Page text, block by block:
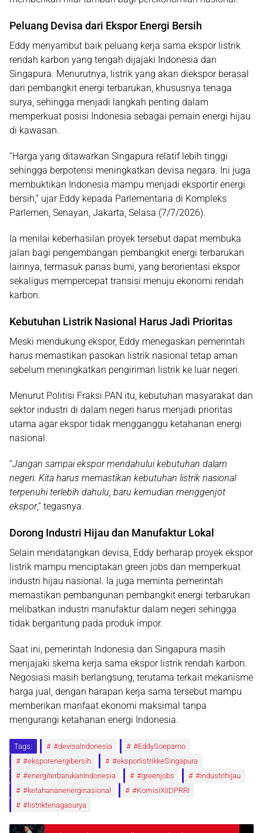
Peluang Devisa dari Ekspor Energi Bersih
Eddy menyambut baik peluang kerja sama ekspor listrik
rendah karbon yang tengah dijajaki Indonesia dan
Singapura. Menurutnya, listrik yang akan diekspor berasal
dari pembangkit energi terbarukan, khususnya tenaga
surya, sehingga menjadi langkah penting dalam
memperkuat posisi Indonesia sebagai pemain energi hijau
di kawasan.
“Harga yang ditawarkan Singapura relatif lebih tinggi
sehingga berpotensi meningkatkan devisa negara. Ini juga
membuktikan Indonesia mampu menjadi eksportir energi
bersih,” ujar Eddy kepada Parlementaria di Kompleks
Parlemen, Senayan, Jakarta, Selasa (7/7/2026).
Ia menilai keberhasilan proyek tersebut dapat membuka
jalan bagi pengembangan pembangkit energi terbarukan
lainnya, termasuk panas bumi, yang berorientasi ekspor
sekaligus mempercepat transisi menuju ekonomi rendah
karbon.
Kebutuhan Listrik Nasional Harus Jadi Prioritas
Meski mendukung ekspor, Eddy menegaskan pemerintah
harus memastikan pasokan listrik nasional tetap aman
sebelum meningkatkan pengiriman listrik ke luar negeri.
Menurut Politisi Fraksi PAN itu, kebutuhan masyarakat dan
sektor industri di dalam negeri harus menjadi prioritas
utama agar ekspor tidak mengganggu ketahanan energi
nasional.
“Jangan sampai ekspor mendahului kebutuhan dalam
negeri. Kita harus memastikan kebutuhan listrik nasional
terpenuhi terlebih dahulu, baru kemudian menggenjot
ekspor,” tegasnya.
Dorong Industri Hijau dan Manufaktur Lokal
Selain mendatangkan devisa, Eddy berharap proyek ekspor
listrik mampu menciptakan green jobs dan memperkuat
industri hijau nasional. Ia juga meminta pemerintah
memastikan pembangunan pembangkit energi terbarukan
melibatkan industri manufaktur dalam negeri sehingga
tidak bergantung pada produk impor.
Saat ini, pemerintah Indonesia dan Singapura masih
menjajaki skema kerja sama ekspor listrik rendah karbon.
Negosiasi masih berlangsung, terutama terkait mekanisme
harga jual, dengan harapan kerja sama tersebut mampu
memberikan manfaat ekonomi maksimal tanpa
mengurangi ketahanan energi Indonesia.
Tags: #devisaIndonesia
#EddySoeparno
#eksporenergibersih
#eksporlistrikkeSingapura
#energiterbarukanIndonesia
#greenjobs
#industrihijau
#ketahananenerginasional
#KomisiXIIDPRRI
#listriktenagasurya